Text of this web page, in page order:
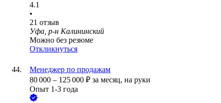
4.1
•
21 отзыв
Уфа, р-н Калининский
Можно без резюме
Откликнуться
Менеджер по продажам
80 000 – 125 000 ₽ за месяц, на руки
Опыт 1-3 года